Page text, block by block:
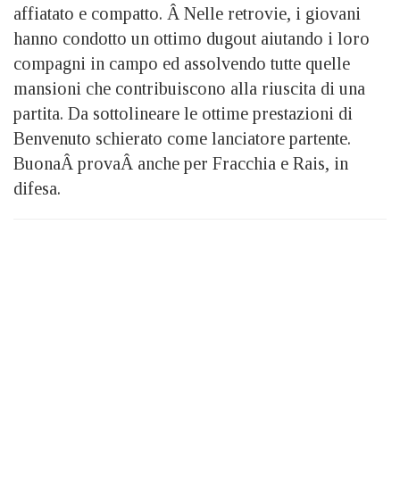
affiatato e compatto. Â Nelle retrovie, i giovani
hanno condotto un ottimo dugout aiutando i loro
compagni in campo ed assolvendo tutte quelle
mansioni che contribuiscono alla riuscita di una
partita. Da sottolineare le ottime prestazioni di
Benvenuto schierato come lanciatore partente.
BuonaÂ provaÂ anche per Fracchia e Rais, in
difesa.